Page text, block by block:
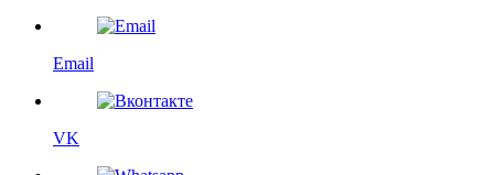
Email
VK